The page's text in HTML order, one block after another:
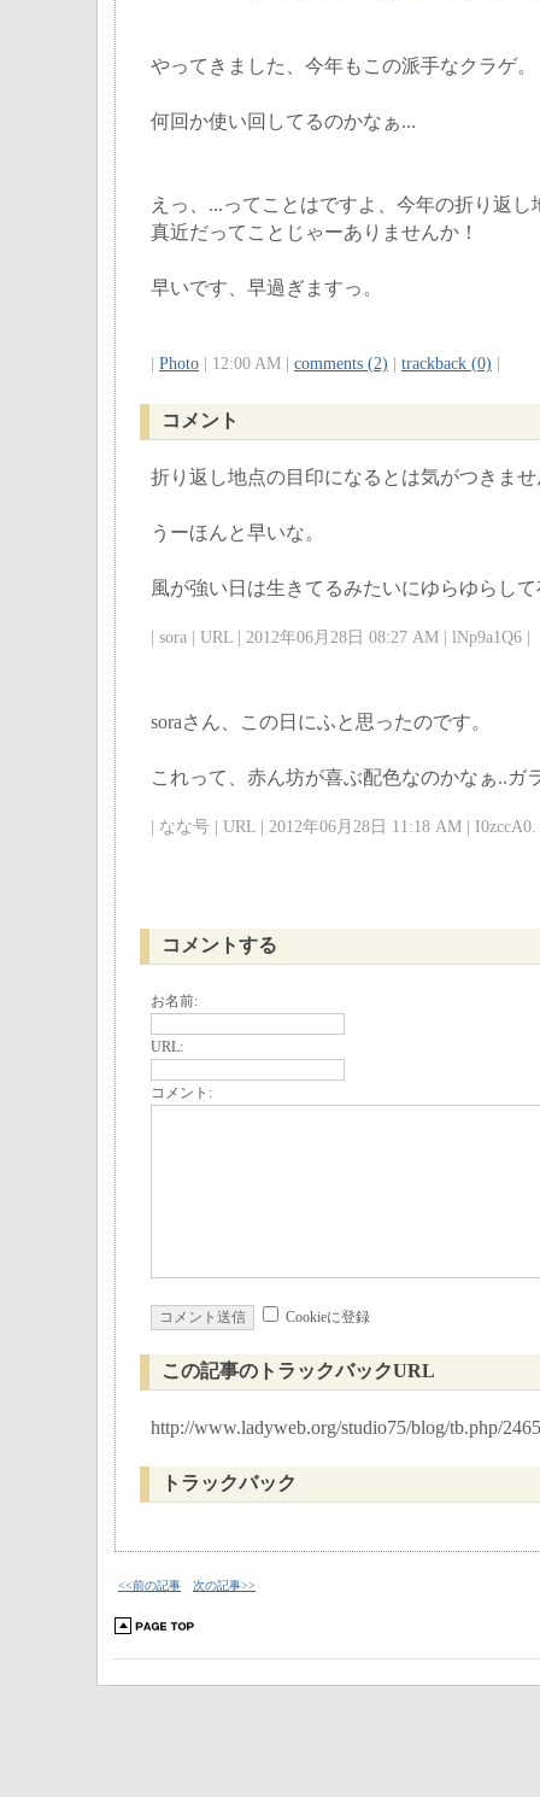
やってきました、今年もこの派手なクラゲ。
何回か使い回してるのかなぁ...
えっ、...ってことはですよ、今年の折り返し
真近だってことじゃーありませんか！
早いです、早過ぎますっ。
Photo | 12:00 AM | comments (2) trackback (0)
コメント
折り返し地点の目印になるとは気がつきま
うーほんと早いな。
風が強い日は生きてるみたいにゆらゆらし
| sora | URL | 2012年06月28日 08:27 AM | lNp9a1Q6 |
soraさん、この日にふと思ったのです。
これって、赤ん坊が喜ぶ配色なのかなぁ..ガ
| なな号 | URL | 2012年06月28日 11:18 AM | I0zccA0.
コメントする
お名前:
URL:
コメント:
Cookieに登録
この記事のトラックバックURL
http://www.ladyweb.org/studio75/blog/tb.php/2465
トラックバック
<<前の記事 次の記事>>